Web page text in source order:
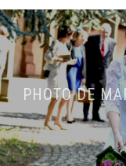
PHOTO DE